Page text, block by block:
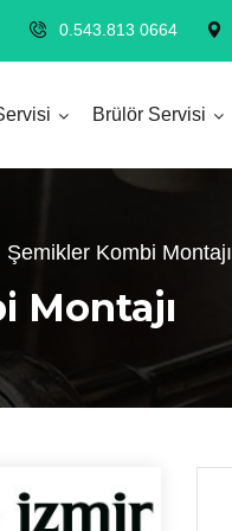
0.543.813 0664
Brülör Servisi
Şemikler Kombi Montajı
Montajı